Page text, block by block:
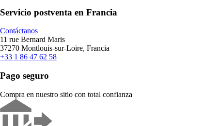
Servicio postventa en Francia
Contáctanos
11 rue Bernard Maris
37270 Montlouis-sur-Loire, Francia
+33 1 86 47 62 58
Pago seguro
Compra en nuestro sitio con total confianza